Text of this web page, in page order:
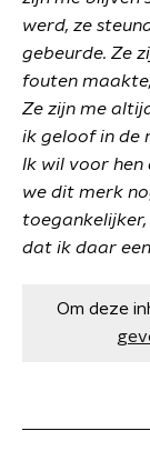
werd, ze
gebeurde. Ze
fouten
Ze zijn me
ik geloof in de
Ik wil voor
we dit merk
toegankelijker,
dat ik daar
Om deze